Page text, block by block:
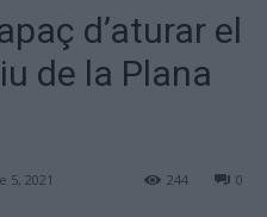
d’aturar el
de la Plana
5, 2021 0
244